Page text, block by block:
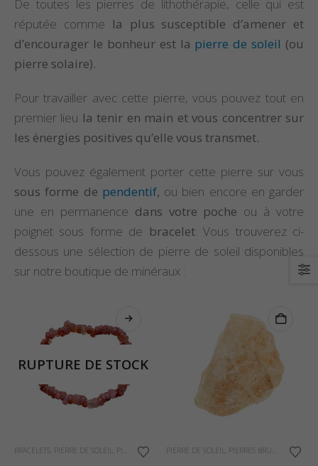
De toutes les pierres de lithothérapie, celle qui est
réputée comme la plus susceptible d’amener et
d’encourager le bonheur est la pierre de soleil (ou
pierre solaire).
Pour travailler avec cette pierre, vous pouvez tout en
premier lieu la tenir en main et vous concentrer sur
les énergies positives qu’elle vous transmet.
Vous pouvez également porter cette pierre sur vous
sous forme de pendentif, ou bien encore en garder
une en permanence dans votre poche ou à votre
poignet sous forme de bracelet. Vous trouverez ci-
dessous une sélection de pierre de soleil disponibles
sur notre boutique de minéraux :
RUPTURE DE STOCK
BRACELETS PIERRE DE SOLEIL PIERRES ET CRISTAUX PIERRE DE SOLEIL PIERRES BRUTES